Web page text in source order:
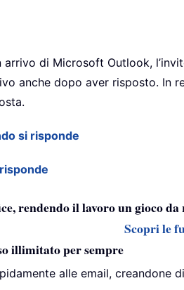
di Microsoft Outlook,
anche dopo aver risposto. In
si risponde
rendendo il lavoro un gioco da
Scopri le
illimitato per sempre
alle email, creandone